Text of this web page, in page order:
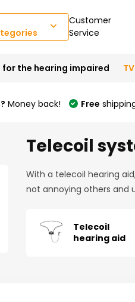
Customer
Service
for the hearing impaired
Money back! Free
Telecoil
With a telecoil hearing
not annoying others and
Telecoil
hearing aid